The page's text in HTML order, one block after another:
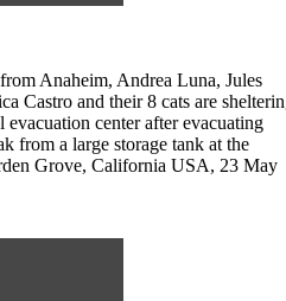
Anaheim, Andrea Luna, Jules
Castro and their 8 cats are
center after evacuating
from a large storage tank at the
Grove, California USA, 23 May